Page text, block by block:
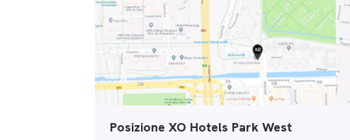
Posizione XO Hotels Park West